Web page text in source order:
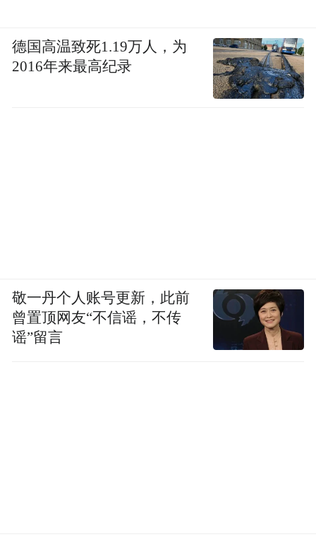
德国高温致死1.19万人，为
2016年来最高纪录
敬一丹个人账号更新，此前
曾置顶网友“不信谣，不传
谣”留言